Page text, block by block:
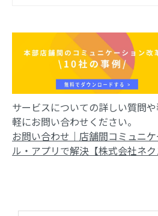
粧品な
店業務を
サービスについての詳しい質問
軽にお問い合わせください。
お問い合わせ｜店舗間コミュニ
ル・アプリで解決【株式会社ネク